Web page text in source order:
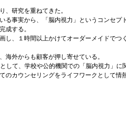
、研究を重ねてきた。
る事実から、「脳内視力」というコンセプ
成する。
し、１時間以上かけてオーダーメイドでつ
海外からも顧客が押し寄せている。
して、学校や公的機関での「脳内視力」に
のカウンセリングをライフワークとして情